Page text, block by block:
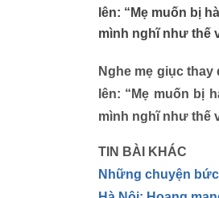
lên: “Mẹ muốn bị
mình nghĩ như thế
Nghe mẹ giục
lên: “Mẹ muốn bị
mình nghĩ như thế
TIN BÀI KHÁC
Những chuyện